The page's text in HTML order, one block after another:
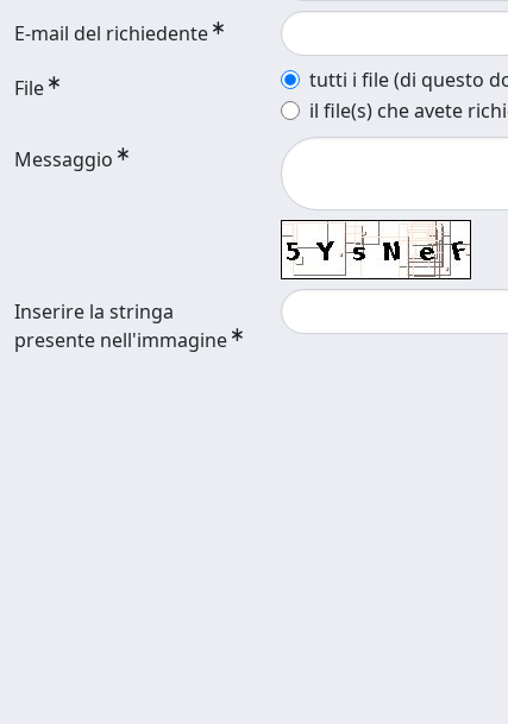
E-mail del richiedente
File
tutti i file (di questo
il file(s) che avete
Messaggio
Inserire la stringa
presente nell'immagine